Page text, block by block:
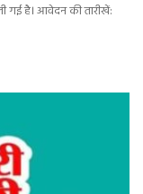
गई है। आवेदन की तारीखें: